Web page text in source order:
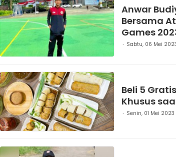
Anwar
Bersama
Games
Sabtu, 06 Mei
Beli 5
Khusus
Senin, 01 Mei 2023